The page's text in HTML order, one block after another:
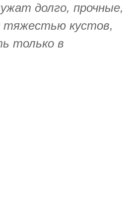
долго, прочные,
тяжестью кустов,
только в